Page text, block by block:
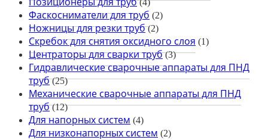
(4)
Фаскосниматели для труб (2)
Ножницы для резки труб (2)
Скребок для снятия оксидного слоя (1)
Центраторы для сварки труб (3)
Гидравлические сварочные аппараты для ПНД
труб (25)
Механические сварочные аппараты для ПНД
труб (12)
Для напорных систем (4)
Для низконапорных систем (2)